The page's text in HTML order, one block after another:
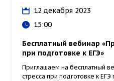
12 декабря 2023
15:00
Бесплатный вебинар
при подготовке к ЕГЭ»
Приглашаем на бесплатный
стресса при подготовке к